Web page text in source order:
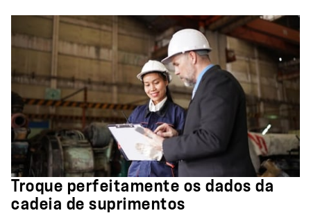
Troque perfeitamente os dados da
cadeia de suprimentos